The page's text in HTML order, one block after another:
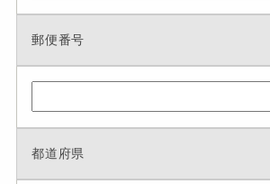
郵便番号
都道府県